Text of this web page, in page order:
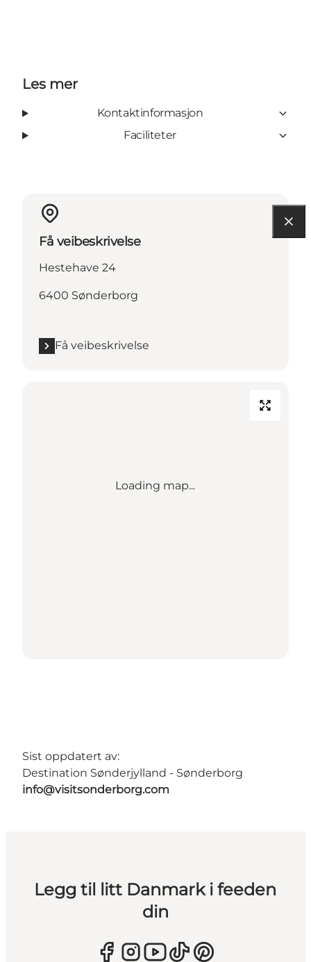
Les mer
Kontaktinformasjon
Faciliteter
Få veibeskrivelse
Hestehave 24
6400 Sønderborg
Få veibeskrivelse
Loading map...
Sist oppdatert av:
Destination Sønderjylland - Sønderborg
info@visitsonderborg.com
Legg til litt Danmark i feeden
din